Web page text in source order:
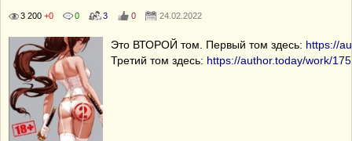
3 200 +0 0 3 0 24.02.2022
Это ВТОРОЙ том. Первый том здесь: https://
Третий том здесь: https://author.today/work/